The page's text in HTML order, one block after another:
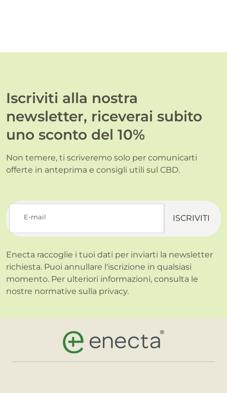
Iscriviti alla nostra
newsletter, riceverai subito
uno sconto del 10%
Non temere, ti scriveremo solo per comunicarti
offerte in anteprima e consigli utili sul CBD.
E-mail ISCRIVITI
Enecta raccoglie i tuoi dati per inviarti la newsletter
richiesta. Puoi annullare l'iscrizione in qualsiasi
momento. Per ulteriori informazioni, consulta le
nostre normative sulla privacy.